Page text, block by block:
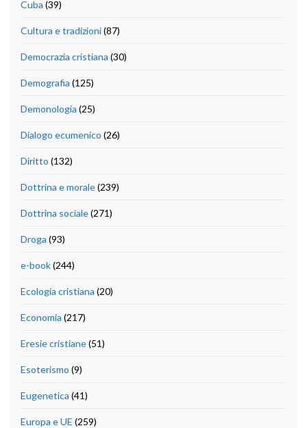
Cuba (39)
Cultura e tradizioni(87)
Democrazia cristiana (30)
Demografia (125)
Demonologia (25)
Dialogo ecumenico (26)
Diritto (132)
Dottrina e morale(239)
Dottrina sociale(271)
Droga (93)
e-book(244)
Ecologia cristiana (20)
Economia (217)
Eresie cristiane(51)
Esoterismo (9)
Eugenetica (41)
Europa e UE (259)